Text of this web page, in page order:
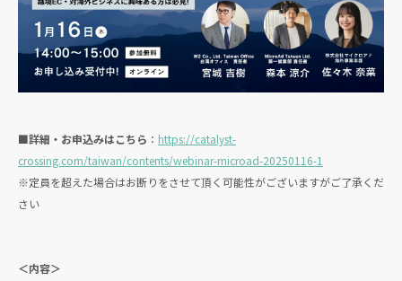
■詳細・お申込みはこちら ： https://catalyst-
crossing.com/taiwan/contents/webinar-microad-20250116-1
※定員を超えた場合はお断りをさせて頂く可能性がございますがご了承くだ
さい
＜内容＞